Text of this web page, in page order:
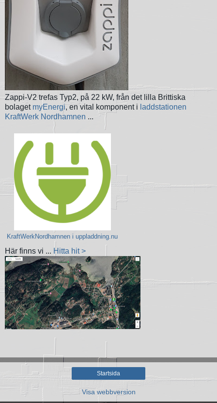
Zappi-V2 trefas Typ2, på 22 kW, från det lilla Brittiska
bolaget myEnergi, en vital komponent i laddstationen
KraftWerk Nordhamnen ...
KraftWerkNordhamnen i uppladdning.nu
Här finns vi ... Hitta hit >
Startsida
Visa webbversion